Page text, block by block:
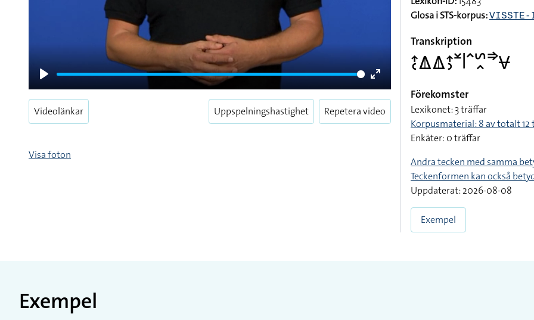
Play
Enter
fullscreen
Videolänkar Uppspelningshastighet Repetera video
Visa foton
Glosa i STS-korpus:
Transkription
􌤴􌥗􌤎􌤎􌤴􌤶􌥸􌥼􌥦􌥲􌥿􌦆􌤮
Förekomster
Lexikonet: 3 träffar
Korpusmaterial: 8 av totalt 12
Enkäter: 0 träffar
Andra tecken med samma
Teckenformen kan också
Uppdaterat: 2026-08-08
Exempel
Exempel